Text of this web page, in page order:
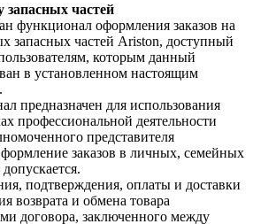
запасных частей
функционал оформления заказов на
запасных частей Ariston, доступный
которым данный
в установленном настоящим
предназначен для использования
профессиональной деятельности
представителя
заказов в личных, семейных
подтверждения, оплаты и доставки
возврата и обмена товара
договора, заключенного между